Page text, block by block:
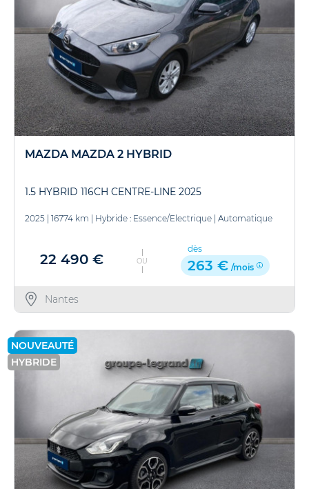
MAZDA MAZDA 2 HYBRID
1.5 HYBRID 116CH CENTRE-LINE 2025
2025 16774 km Hybride : Essence/Electrique Automatique
22 490 € OU
dès
263 € /mois
Nantes
NOUVEAUTÉ
HYBRIDE